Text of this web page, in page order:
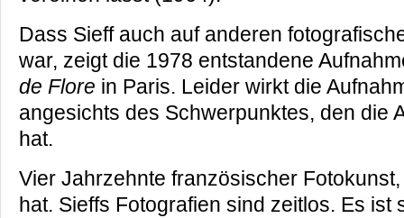
Dass Sieff auch auf anderen
war, zeigt die 1978 entstandene
de Flore in Paris. Leider wirkt die
angesichts des Schwerpunktes, den die
hat.
Vier Jahrzehnte französischer
hat. Sieffs Fotografien sind zeitlos. Es ist